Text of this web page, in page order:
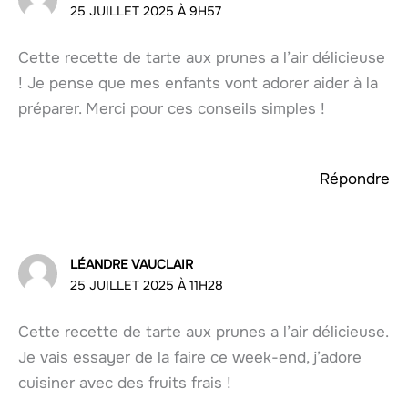
25 JUILLET 2025 À 9H57
Cette recette de tarte aux prunes a l’air délicieuse
! Je pense que mes enfants vont adorer aider à la
préparer. Merci pour ces conseils simples !
Répondre
LÉANDRE VAUCLAIR
25 JUILLET 2025 À 11H28
Cette recette de tarte aux prunes a l’air délicieuse.
Je vais essayer de la faire ce week-end, j’adore
cuisiner avec des fruits frais !